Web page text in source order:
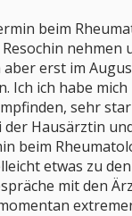
beim
erst im
Ich ich habe
sehr
der Hausärztin
beim
etwas zu
mit den